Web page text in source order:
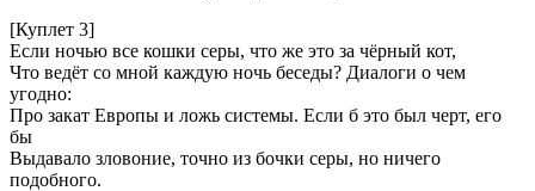
[Куплет 3]
Если ночью все кошки серы, что же это за чёрный кот,
Что ведёт со мной каждую ночь беседы? Диалоги о чем
угодно:
Про закат Европы и ложь системы. Если б это был черт, его
бы
Выдавало зловоние, точно из бочки серы, но ничего
подобного.